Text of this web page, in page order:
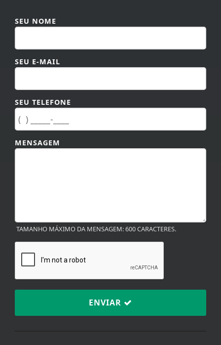
SEU NOME
SEU E-MAIL
SEU TELEFONE
MENSAGEM
TAMANHO MÁXIMO DA MENSAGEM: 600 CARACTERES.
ENVIAR